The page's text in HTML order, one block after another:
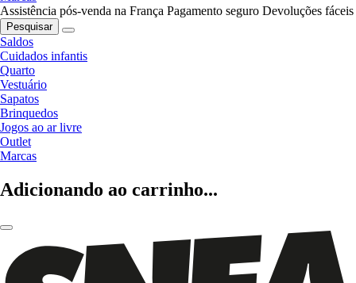
Assistência pós-venda na França Pagamento seguro Devoluções fáceis
Pesquisar
Saldos
Cuidados infantis
Quarto
Vestuário
Sapatos
Brinquedos
Jogos ao ar livre
Outlet
Marcas
Adicionando ao carrinho...